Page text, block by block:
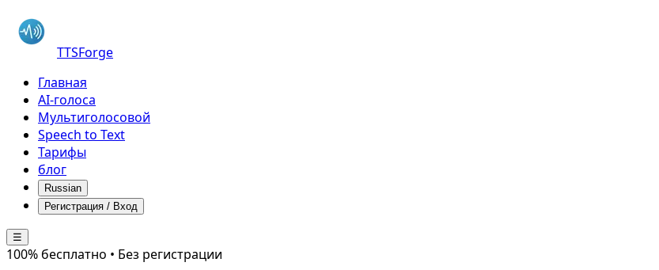
TTSForge
Главная
AI-голоса
Мультиголосовой
Speech to Text
Тарифы
блог
Russian
Регистрация / Вход
☰
100% бесплатно • Без регистрации